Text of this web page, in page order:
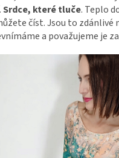
Srdce, které tluče. Teplo
číst. Jsou to
a považujeme je